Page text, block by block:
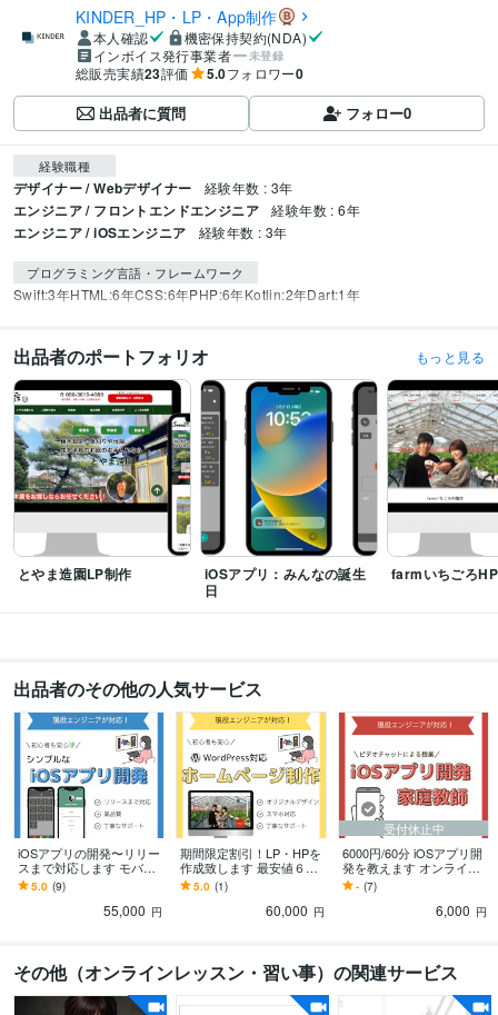
KINDER_HP・LP・App制作
本人確認
機密保持契約(NDA)
インボイス発行事業者
未登録
総販売実績23評価 5.0フォロワー0
出品者に質問 フォロー0
経験職種
デザイナー / Webデザイナー 経験年数 : 3年
エンジニア / フロントエンドエンジニア 経験年数 : 6年
エンジニア / iOSエンジニア 経験年数 : 3年
プログラミング言語・フレームワーク
Swift:3年HTML:6年CSS:6年PHP:6年Kotlin:2年Dart:1年
出品者のポートフォリオ もっと見る
とやま造園LP制作
iOSアプリ：みんなの誕生
日
farmいちごろ
出品者のその他の人気サービス
iOSアプリの開発〜リリー
スまで対応します モバイ
ルアプリのデザイン、設
計、開発、公開、相談ま
5.0 (9)
55,000 円
期間限定割引！LP・HPを
作成致します 最安値６万
円～オリジナルデザイ
ン、丁寧なサポートが魅
5.0 (1)
60,000 円
受付休止中
6000円/60分 iOSアプリ開
発を教えます オンライン
家庭教師としてiOSアプリ
開発の勉強をサポート
- (7)
6,000 円
その他（オンラインレッスン・習い事）の関連サービス